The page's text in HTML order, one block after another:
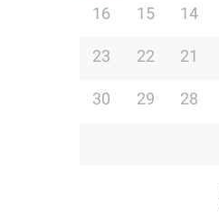
14
15
16
21
22
23
28
29
30